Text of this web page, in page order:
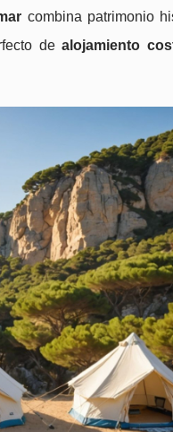
combina patrimonio
dealojamiento